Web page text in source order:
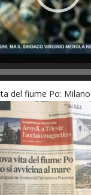
del fiume Po: